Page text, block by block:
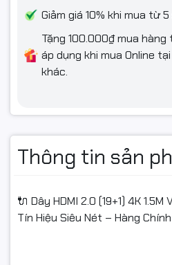
Giảm giá 10% khi mua từ
Tặng 100.000₫ mua
áp dụng khi mua Online
khác.
Thông tin sản
🔌 Dây HDMI 2.0 (19+1) 4K
Tín Hiệu Siêu Nét – Hàng
🙏 Cảm ơn Quý khách đã tin
Ngọc Thọ Computer.
#DayHDMI #HDMI20 #HDMI4K
#HDMIUltraHD #DayHDMI15M